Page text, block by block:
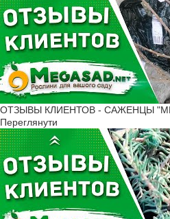
ОТЗЫВЫ КЛИЕНТОВ - САЖЕНЦЫ
Переглянути